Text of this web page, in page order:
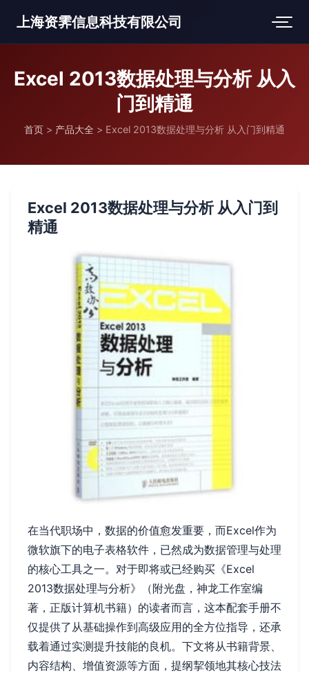
上海资霁信息科技有限公司
Excel 2013数据处理与分析 从入
门到精通
首页 > 产品大全 > Excel 2013数据处理与分析 从入门到精通
Excel 2013数据处理与分析 从入门到
精通
在当代职场中，数据的价值愈发重要，而Excel作为
微软旗下的电子表格软件，已然成为数据管理与处理
的核心工具之一。对于即将或已经购买《Excel
2013数据处理与分析》（附光盘，神龙工作室编
著，正版计算机书籍）的读者而言，这本配套手册不
仅提供了从基础操作到高级应用的全方位指导，还承
载着通过实测提升技能的良机。下文将从书籍背景、
内容结构、增值资源等方面，提纲挈领地其核心技法